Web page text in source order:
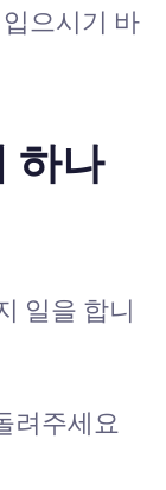
으시기 바
하나
일을 합니
려주세요